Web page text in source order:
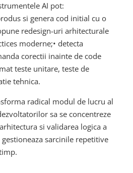
AI pot:
si genera cod initial cu o
redesign-uri arhitecturale
moderne;• detecta
corectii inainte de code
teste unitare, teste de
tehnica.
radical modul de lucru al
sa se concentreze
si validarea logica a
sarcinile repetitive